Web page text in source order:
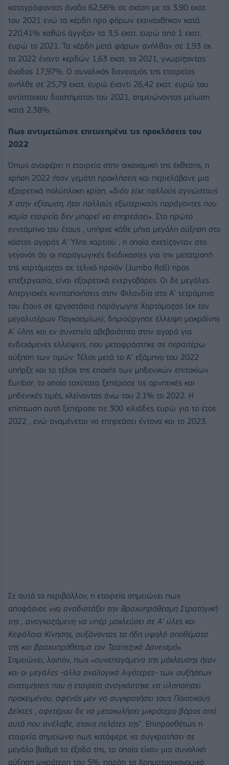
καταγράφοντας άνοδο 62,56% σε σχέση με τα 3,90 εκατ.
του 2021 ενώ τα κέρδη προ φόρων εκτινάχθηκαν κατά
220,41% καθώς άγγιξαν τα 3,5 εκατ. ευρώ από 1 εκατ.
ευρώ το 2021. Τα κέρδη μετά φόρων ανήλθαν σε 1,93 εκ.
το 2022 έναντι κερδών 1,63 εκατ. το 2021, γνωρίζοντας
άνοδος 17,97%. Ο συνολικός δανεισμός της εταιρείας
ανήλθε σε 25,79 εκατ. ευρώ έναντι 26,42 εκατ. ευρώ του
αντίστοιχου διαστήματος του 2021, σημειώνοντας μείωση
κατά 2,38%.
Πως αντιμετώπισε επιτυχημένα τις προκλήσεις του
2022
Όπως αναφέρει η εταιρεία στην οικονομική της έκθεσης, η
χρήση 2022 ήταν γεμάτη προκλήσεις και περιελάβανε μια
εξαιρετικά πολύπλοκη κρίση, «διότι είχε πολλούς αγνώστους
Χ στην εξίσωση, ήτοι πολλούς εξωτερικούς παράγοντες που
καμία εταιρεία δεν μπορεί να επηρεάσει». Στο πρώτο
εννεάμηνο του έτους , υπήρχε κάθε μήνα μεγάλη αύξηση στο
κόστος αγοράς Α’ Ύλης χαρτιού , η οποία σχετίζονταν στο
γεγονός ότι οι παραγωγικές διαδικασίες για την μετατροπή
της χαρτόμαζας σε τελικό προϊόν (Jumbo Roll) προς
επεξεργασία, είναι εξαιρετικά ενεργοβόρες. Οι δε μεγάλες
Απεργιακές κινητοποιήσεις στην Φιλανδία στο Α’ τετράμηνο
του έτους σε εργοστάσια παράγωγης Χαρτόμαζας (εκ τον
μεγαλυτέρων Παγκοσμίως), δημιούργησε έλλειψη μακρόϊνης
Α’ ύλης και εν συνεπεία αβεβαιότητα στην αγορά για
ενδεχόμενες ελλείψεις, που μεταφράστηκε σε περαιτέρω
αύξηση των τιμών. Τέλος μετά το Α’ εξάμηνο του 2022
υπήρξε και το τέλος της εποχής των μηδενικών επιτοκίων
Euribor, το οποίο ταχύτατα ξεπέρασε τις αρνητικές και
μηδενικές τιμές, κλείνοντας άνω του 2.1% το 2022. Η
επίπτωση αυτή ξεπέρασε τις 300 χιλιάδες ευρώ για το έτος
2022 , ενώ αναμένεται να επηρεάσει έντονα και το 2023.
Σε αυτό το περιβάλλον, η εταιρεία σημειώνει πως
αποφάσισε «να αναδιατάξει την Βραχυπρόθεσμη Στρατηγική
της , αναγκαζόμενη να υπέρ μοχλεύσει σε Α’ ύλες και
Κεφάλαια Κίνησης, αυξάνοντας τα ήδη υψηλά αποθέματα
της και βραχυπρόθεσμα τον Τραπεζικό Δανεισμό».
Σημειώνει, λοιπόν, πως «συνεπαγόμενο της μόχλευσης ήταν
και οι μεγάλες -άλλα αναλογικά λιγότερες- των αυξήσεων
ανατιμήσεις που η εταιρεία αναγκάστηκε να υλοποίησει
προκειμένου, αφενός μεν να συγκρατήσει τους Ποιοτικούς
Δείκτες , αφετέρου δε να μετακυλήσει μικρότερο βάρος από
αυτό που ανέλαβε, στους πελάτες της". Επιπροσθέτως η
εταιρεία σημειώνει πως κατάφερε να συγκρατήσει σε
μεγάλο βαθμό τα έξοδα της, τα οποία είχαν μια συνολική
αύξηση μικρότερη του 5%, παρότι το Χρηματοοικονομικό